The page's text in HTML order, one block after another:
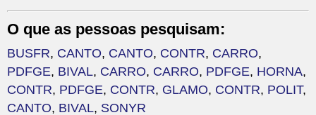
O que as pessoas pesquisam:
BUSFR, CANTO, CANTO, CONTR, CARRO,
PDFGE, BIVAL, CARRO, CARRO, PDFGE, HORNA,
CONTR, PDFGE, CONTR, GLAMO, CONTR, POLIT,
CANTO, BIVAL, SONYR